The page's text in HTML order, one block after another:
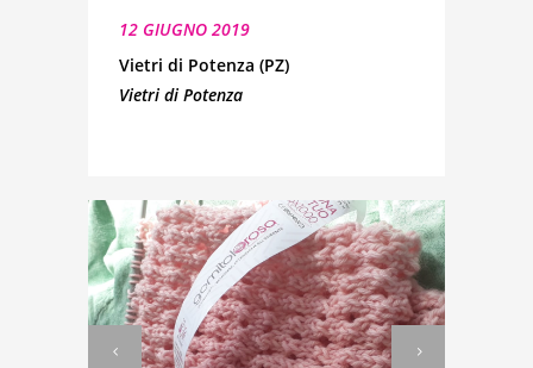
12 GIUGNO 2019
Vietri di Potenza (PZ)
Vietri di Potenza